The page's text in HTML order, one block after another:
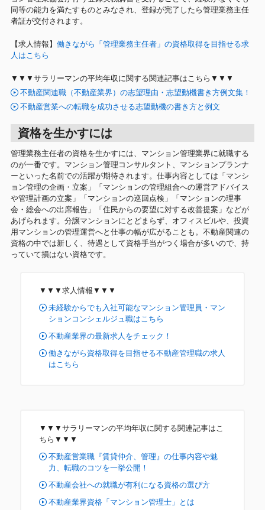
同等の能力を満たすものとみなされ、登録が完了したら管理業務主任
者証が交付されます。
【求人情報】 働きながら「管理業務主任者」の資格取得を目指せる求
人はこちら
▼▼▼サラリーマンの平均年収に関する関連記事はこちら▼▼▼
不動産関連職（不動産業界）の志望理由・志望動機書き方例文集！
不動産営業への転職を成功させる志望動機の書き方と例文
資格を生かすには
管理業務主任者の資格を生かすには、マンション管理業界に就職する
のが一番です。マンション管理コンサルタント、マンションプランナ
ーといった名前での活躍が期待されます。仕事内容としては「マンシ
ョン管理の企画・立案」「マンションの管理組合への運営アドバイス
や管理計画の立案」「マンションの巡回点検」「マンションの理事
会・総会への出席報告」「住民からの要望に対する改善提案」などが
あげられます。分譲マンションにとどまらず、オフィスビルや、投資
用マンションの管理運営へと仕事の幅が広がることも。不動産関連の
資格の中では新しく、待遇として資格手当がつく場合が多いので、持
っていて損はない資格です。
▼▼▼求人情報▼▼▼
未経験からでも入社可能なマンション管理員・マン
ションコンシェルジュ職はこちら
不動産業界の最新求人をチェック！
働きながら資格取得を目指せる不動産管理職の求人
はこちら
▼▼▼サラリーマンの平均年収に関する関連記事はこ
ちら▼▼▼
不動産営業職『賃貸仲介、管理』の仕事内容や魅
力、転職のコツを一挙公開！
不動産会社への就職が有利になる資格の選び方
不動産業界資格「マンション管理士」とは